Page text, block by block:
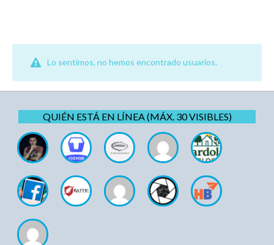
Lo sentimos, no hemos encontrado usuarios.
QUIÉN ESTÁ EN LÍNEA (MÁX. 30 VISIBLES)